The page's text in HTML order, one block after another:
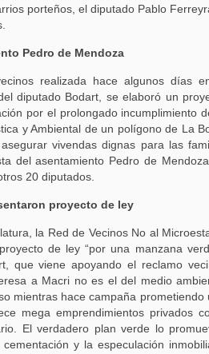
porteños, el diputado Pablo
Pedro de Mendoza
realizada hace algunos días
diputado Bodart, se elaboró un
por el prolongado incumplimiento
y Ambiental de un polígono de La
vivendas dignas para las
del asentamiento Pedro de
20 diputados.
proyecto de ley
la Red de Vecinos No al
de ley “por una manzana
que viene apoyando el reclamo
a Macri no es el del medio
mientras hace campaña prometiendo
mega emprendimientos privados
El verdadero plan verde lo
y la especulación